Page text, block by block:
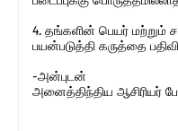
4. தங்களின் பெயர் மற்றும்
பயன்படுத்தி கருத்தை
-அன்புடன்
அனைத்திந்திய ஆசிரியர்